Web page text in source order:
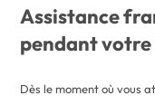
Assistance
pendant
Dès le moment où vous